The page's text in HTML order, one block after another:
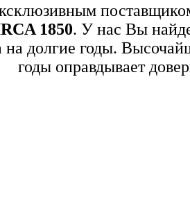
1850. У нас Вы
долгие годы.
годы оправдывает